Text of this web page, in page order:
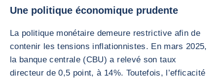
Une politique économique prudente
La politique monétaire demeure restrictive afin de
contenir les tensions inflationnistes. En mars 2025,
la banque centrale (CBU) a relevé son taux
directeur de 0,5 point, à 14%. Toutefois, l’efficacité